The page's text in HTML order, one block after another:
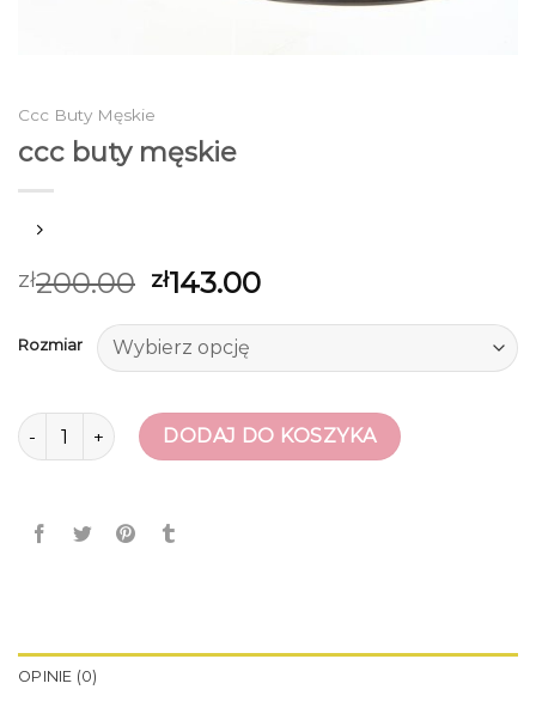
Ccc Buty Męskie
ccc buty męskie
zł200.00 zł143.00
Rozmiar
ilość ccc buty męskieDODAJ DO KOSZYKA
OPINIE (0)